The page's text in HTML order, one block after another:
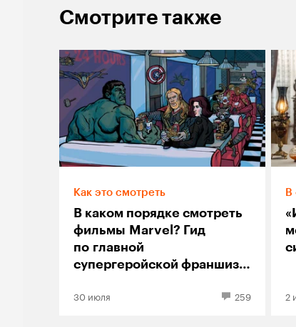
Смотрите также
Как это смотреть
В каком порядке смотреть
фильмы Marvel? Гид
по главной
супергеройской франшизе
30 июля 259
В
2